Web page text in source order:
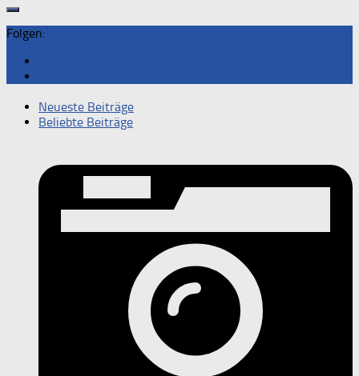
Folgen:
Neueste Beiträge
Beliebte Beiträge